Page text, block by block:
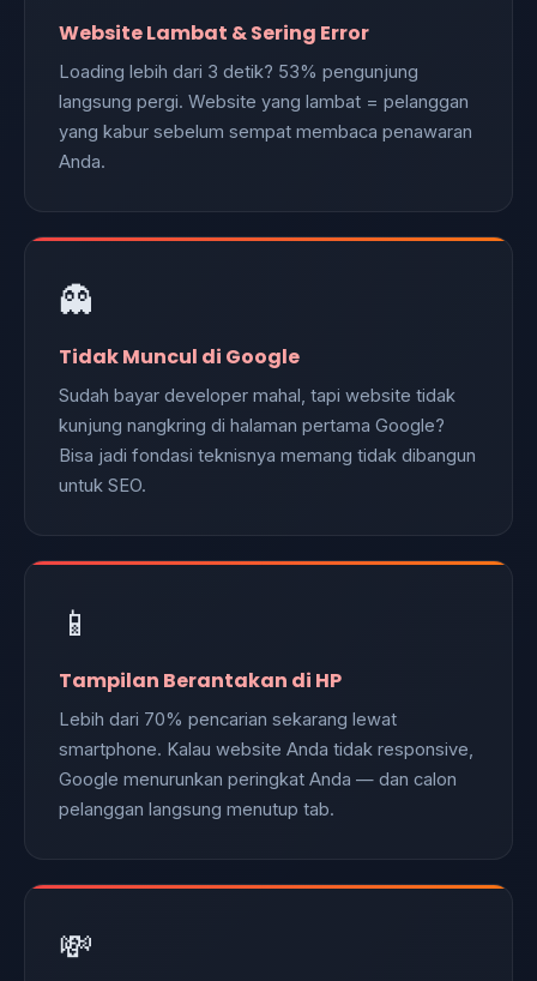
Website Lambat & Sering Error
Loading lebih dari 3 detik? 53% pengunjung
langsung pergi. Website yang lambat = pelanggan
yang kabur sebelum sempat membaca penawaran
Anda.
👻
Tidak Muncul di Google
Sudah bayar developer mahal, tapi website tidak
kunjung nangkring di halaman pertama Google?
Bisa jadi fondasi teknisnya memang tidak dibangun
untuk SEO.
📱
Tampilan Berantakan di HP
Lebih dari 70% pencarian sekarang lewat
smartphone. Kalau website Anda tidak responsive,
Google menurunkan peringkat Anda — dan calon
pelanggan langsung menutup tab.
💸